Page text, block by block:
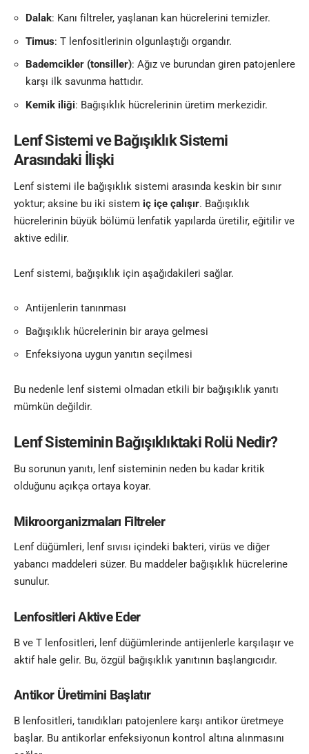
Dalak: Kanı filtreler, yaşlanan kan hücrelerini temizler.
Timus: T lenfositlerinin olgunlaştığı organdır.
Bademcikler (tonsiller): Ağız ve burundan giren patojenlere
karşı ilk savunma hattıdır.
Kemik iliği: Bağışıklık hücrelerinin üretim merkezidir.
Lenf Sistemi ve Bağışıklık Sistemi
Arasındaki İlişki
Lenf sistemi ile bağışıklık sistemi arasında keskin bir sınır
yoktur; aksine bu iki sistem iç içe çalışır. Bağışıklık
hücrelerinin büyük bölümü lenfatik yapılarda üretilir, eğitilir ve
aktive edilir.
Lenf sistemi, bağışıklık için aşağıdakileri sağlar.
Antijenlerin tanınması
Bağışıklık hücrelerinin bir araya gelmesi
Enfeksiyona uygun yanıtın seçilmesi
Bu nedenle lenf sistemi olmadan etkili bir bağışıklık yanıtı
mümkün değildir.
Lenf Sisteminin Bağışıklıktaki Rolü Nedir?
Bu sorunun yanıtı, lenf sisteminin neden bu kadar kritik
olduğunu açıkça ortaya koyar.
Mikroorganizmaları Filtreler
Lenf düğümleri, lenf sıvısı içindeki bakteri, virüs ve diğer
yabancı maddeleri süzer. Bu maddeler bağışıklık hücrelerine
sunulur.
Lenfositleri Aktive Eder
B ve T lenfositleri, lenf düğümlerinde antijenlerle karşılaşır ve
aktif hale gelir. Bu, özgül bağışıklık yanıtının başlangıcıdır.
Antikor Üretimini Başlatır
B lenfositleri, tanıdıkları patojenlere karşı antikor üretmeye
başlar. Bu antikorlar enfeksiyonun kontrol altına alınmasını